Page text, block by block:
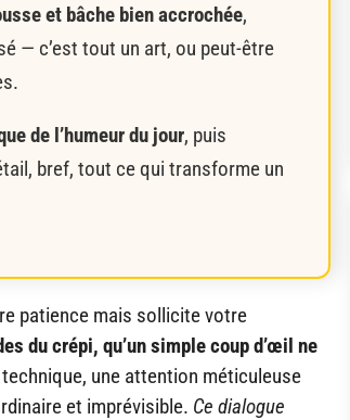
et bâche bien accrochée,
— c’est tout un art, ou peut-être
de l’humeur du jour, puis
bref, tout ce qui transforme un
patience mais sollicite votre
du crépi, qu’un simple coup d’œil ne
une attention méticuleuse
et imprévisible. Ce dialogue